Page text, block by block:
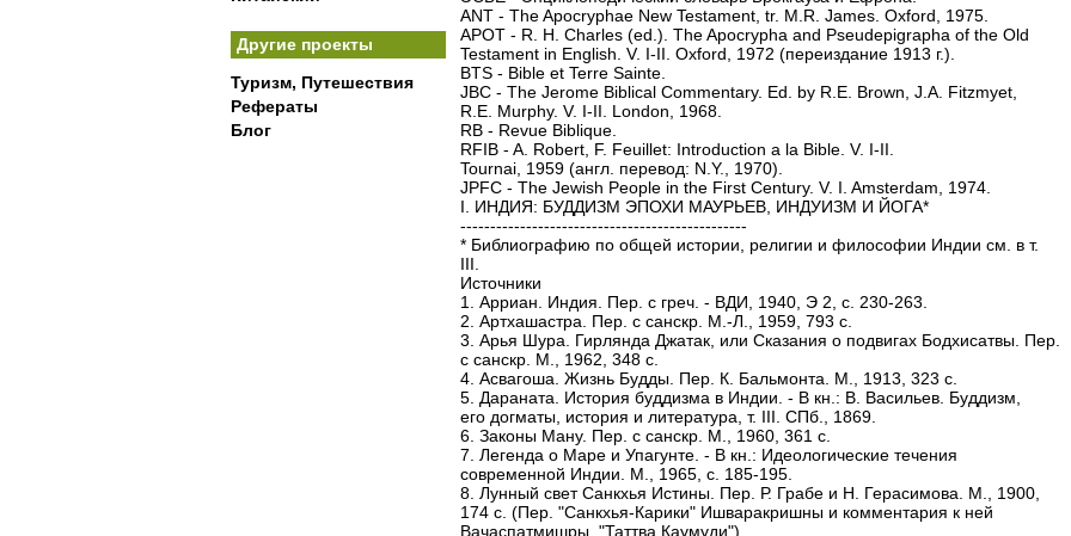
Другие проекты
Туризм, Путешествия
Рефераты
Блог
ANT - The Apocryphae New Testament, tr. M.R. James. Oxford, 1975.
APOT - R. H. Charles (ed.). The Apocrypha and Pseudepigrapha of the Old
Testament in English. V. I-II. Oxford, 1972 (переиздание 1913 г.).
BTS - Bible et Terre Sainte.
JBC - The Jerome Biblical Commentary. Ed. by R.E. Brown, J.A. Fitzmyet,
R.E. Murphy. V. I-II. London, 1968.
RB - Revue Biblique.
RFIB - A. Robert, F. Feuillet: Introduction a la Bible. V. I-II.
Tournai, 1959 (англ. перевод: N.Y., 1970).
JPFC - The Jewish People in the First Century. V. I. Amsterdam, 1974.
I. ИНДИЯ: БУДДИЗМ ЭПОХИ МАУРЬЕВ, ИНДУИЗМ И ЙОГА*
------------------------------------------------
* Библиографию по общей истории, религии и философии Индии см. в т.
III.
Источники
1. Арриан. Индия. Пер. с греч. - ВДИ, 1940, Э 2, с. 230-263.
2. Артхашастра. Пер. с санскр. М.-Л., 1959, 793 с.
3. Арья Шура. Гирлянда Джатак, или Сказания о подвигах Бодхисатвы. Пер.
с санскр. М., 1962, 348 с.
4. Асвагоша. Жизнь Будды. Пер. К. Бальмонта. М., 1913, 323 с.
5. Дараната. История буддизма в Индии. - В кн.: В. Васильев. Буддизм,
его догматы, история и литература, т. III. СПб., 1869.
6. Законы Ману. Пер. с санскр. М., 1960, 361 с.
7. Легенда о Маре и Упагунте. - В кн.: Идеологические течения
современной Индии. М., 1965, с. 185-195.
8. Лунный свет Санкхья Истины. Пер. Р. Грабе и Н. Герасимова. М., 1900,
174 с. (Пер. "Санкхья-Карики" Ишваракришны и комментария к ней
Вачаспатмишры, "Таттва Каумуди").